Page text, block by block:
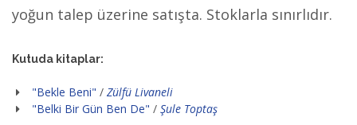
yoğun talep üzerine satışta. Stoklarla sınırlıdır.
Kutuda kitaplar:
"Bekle Beni" / Zülfü Livaneli
"Belki Bir Gün Ben De" / Şule Toptaş